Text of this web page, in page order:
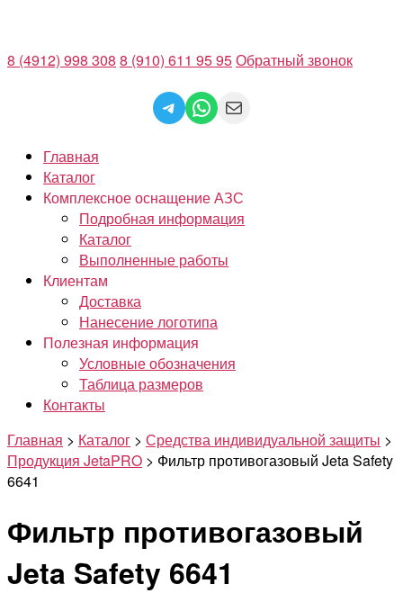
содержимому
8 (4912) 998 308 8 (910) 611 95 95Обратный звонок
Telegram
WhatsApp
Mail
Главная
Каталог
Комплексное оснащение АЗС
Подробная информация
Каталог
Выполненные работы
Клиентам
Доставка
Нанесение логотипа
Полезная информация
Условные обозначения
Таблица размеров
Контакты
Главная > Каталог > Средства индивидуальной защиты >
Продукция JetaPRO > Фильтр противогазовый Jeta Safety
6641
Фильтр противогазовый
Jeta Safety 6641